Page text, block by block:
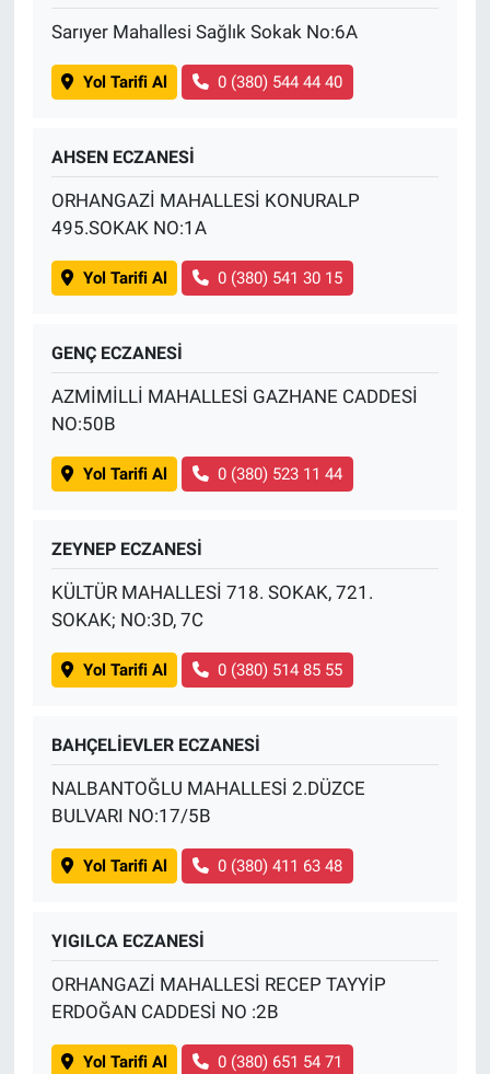
Sarıyer Mahallesi Sağlık Sokak No:6A
Yol Tarifi Al 0 (380) 544 44 40
AHSEN ECZANESİ
ORHANGAZİ MAHALLESİ KONURALP
495.SOKAK NO:1A
Yol Tarifi Al 0 (380) 541 30 15
GENÇ ECZANESİ
AZMİMİLLİ MAHALLESİ GAZHANE CADDESİ
NO:50B
Yol Tarifi Al 0 (380) 523 11 44
ZEYNEP ECZANESİ
KÜLTÜR MAHALLESİ 718. SOKAK, 721.
SOKAK; NO:3D, 7C
Yol Tarifi Al 0 (380) 514 85 55
BAHÇELİEVLER ECZANESİ
NALBANTOĞLU MAHALLESİ 2.DÜZCE
BULVARI NO:17/5B
Yol Tarifi Al 0 (380) 411 63 48
YIGILCA ECZANESİ
ORHANGAZİ MAHALLESİ RECEP TAYYİP
ERDOĞAN CADDESİ NO :2B
Yol Tarifi Al 0 (380) 651 54 71